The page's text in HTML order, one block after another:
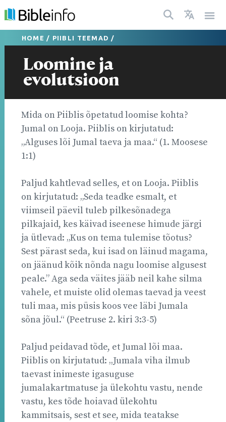
HOME / PIIBLI TEEMAD /
Loomine ja
evolutsioon
Mida on Piiblis õpetatud loomise kohta?
Jumal on Looja. Piiblis on kirjutatud:
„Alguses lõi Jumal taeva ja maa.“ (1. Moosese
1:1)
Paljud kahtlevad selles, et on Looja. Piiblis
on kirjutatud: „Seda teadke esmalt, et
viimseil päevil tuleb pilkesõnadega
pilkajaid, kes käivad iseenese himude järgi
ja ütlevad: „Kus on tema tulemise tõotus?
Sest pärast seda, kui isad on läinud magama,
on jäänud kõik nõnda nagu loomise algusest
peale.” Aga seda väites jääb neil kahe silma
vahele, et muiste olid olemas taevad ja veest
tuli maa, mis püsis koos vee läbi Jumala
sõna jõul.“ (Peetruse 2. kiri 3:3-5)
Paljud peidavad tõde, et Jumal lõi maa.
Piiblis on kirjutatud: „Jumala viha ilmub
taevast inimeste igasuguse
jumalakartmatuse ja ülekohtu vastu, nende
vastu, kes tõde hoiavad ülekohtu
kammitsais, sest et see, mida teatakse